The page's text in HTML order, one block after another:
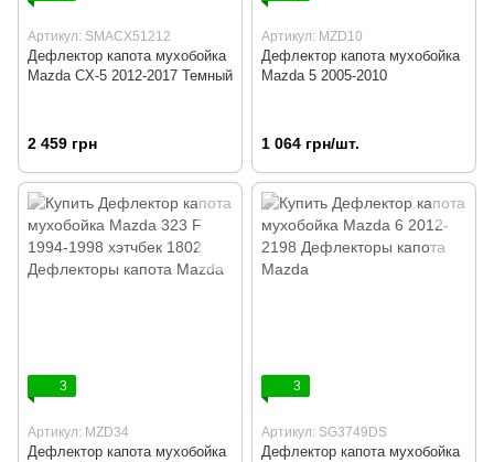
Артикул: SMACX51212
Дефлектор капота мухобойка
Mazda CX-5 2012-2017 Темный
2 459 грн
Артикул: MZD10
Дефлектор капота мухобойка
Mazda 5 2005-2010
1 064 грн/шт.
3
Артикул: MZD34
Дефлектор капота мухобойка
3
Артикул: SG3749DS
Дефлектор капота мухобойка